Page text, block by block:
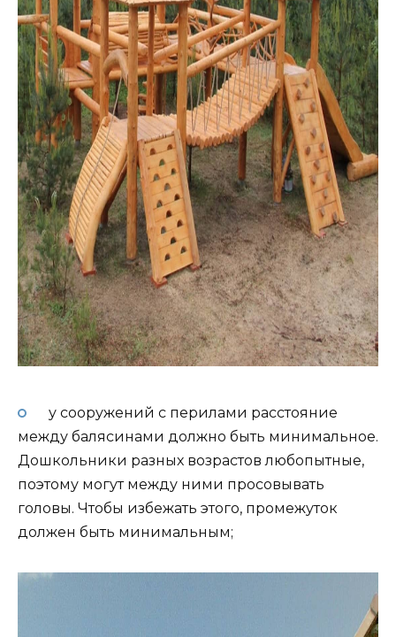
у сооружений с перилами расстояние
между балясинами должно быть минимальное.
Дошкольники разных возрастов любопытные,
поэтому могут между ними просовывать
головы. Чтобы избежать этого, промежуток
должен быть минимальным;